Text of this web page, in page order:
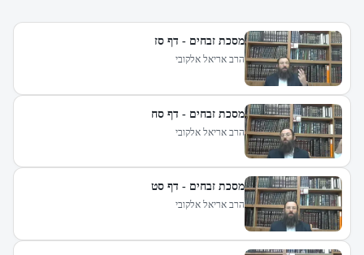
מסכת זבחים - דף סז
הרב אריאל אלקובי
מסכת זבחים - דף סח
הרב אריאל אלקובי
מסכת זבחים - דף סט
הרב אריאל אלקובי